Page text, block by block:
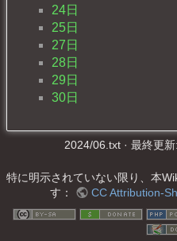
24日
25日
27日
28日
29日
30日
2024/06.txt · 最終更
特に明示されていない限り、本
す：
CC Attribution-